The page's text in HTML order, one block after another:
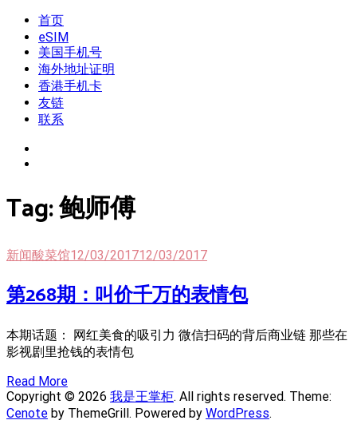
Skip
content
我是王掌柜
新闻酸菜馆|极客电台|自媒体联盟
首页
eSIM
美国手机号
海外地址证明
香港手机卡
友链
联系
Tag:鲍师傅
新闻酸菜馆12/03/201712/03/2017
第268期：叫价千万的表情包
本期话题： 网红美食的吸引力 微信扫码的背后商业链 那些在
影视剧里抢钱的表情包
Read More
Copyright © 2026 我是王掌柜. All rights reserved. Theme:
Cenote by ThemeGrill. Powered by WordPress.